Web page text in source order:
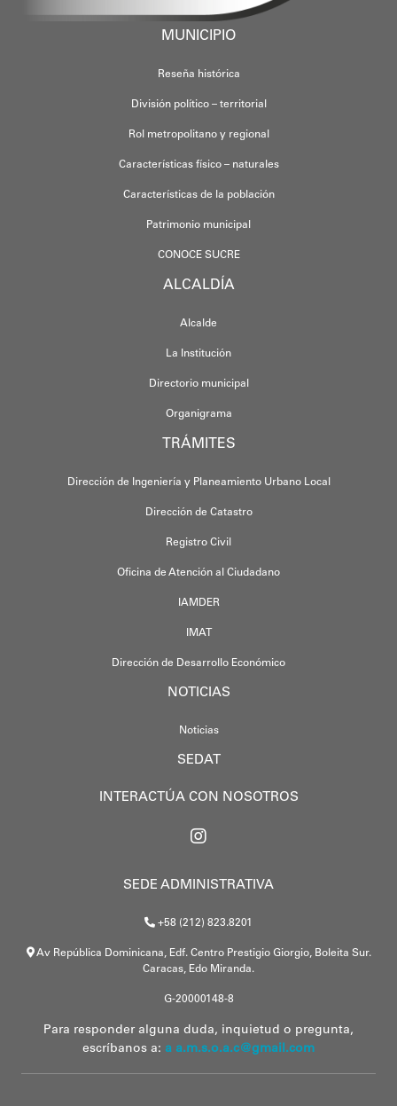
MUNICIPIO
Reseña histórica
División político – territorial
Rol metropolitano y regional
Características físico – naturales
Características de la población
Patrimonio municipal
CONOCE SUCRE
ALCALDÍA
Alcalde
La Institución
Directorio municipal
Organigrama
TRÁMITES
Dirección de Ingeniería y Planeamiento Urbano Local
Dirección de Catastro
Registro Civil
Oficina de Atención al Ciudadano
IAMDER
IMAT
Dirección de Desarrollo Económico
NOTICIAS
Noticias
SEDAT
INTERACTÚA CON NOSOTROS
SEDE ADMINISTRATIVA
+58 (212) 823.8201
Av República Dominicana, Edf. Centro Prestigio Giorgio, Boleita Sur.
Caracas, Edo Miranda.
G-20000148-8
Para responder alguna duda, inquietud o pregunta,
escríbanos a: a a.m.s.o.a.c@gmail.com